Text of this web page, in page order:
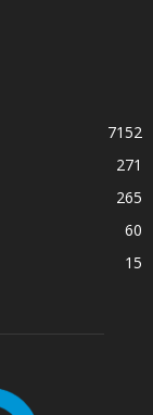
7152
271
265
60
15